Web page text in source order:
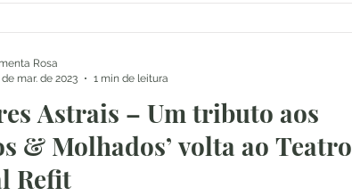
Astrais – Um tributo aos
& Molhados’ volta ao Teatro
Refit
Rosa
de mar. de 2023
1 min de leitura